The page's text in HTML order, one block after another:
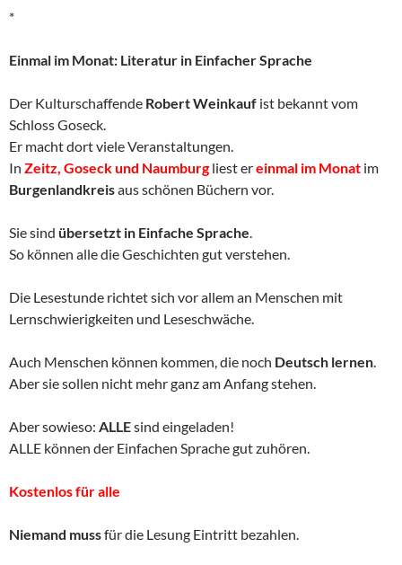
*
Einmal im Monat: Literatur in Einfacher Sprache
Der Kulturschaffende Robert Weinkauf ist bekannt vom
Schloss Goseck.
Er macht dort viele Veranstaltungen.
In Zeitz, Goseck und Naumburgliest ereinmal im Monat im
Burgenlandkreisaus schönen Büchern vor.
Sie sind übersetzt in Einfache Sprache.
So können alle die Geschichten gut verstehen.
Die Lesestunde richtet sich vor allem an Menschen mit
Lernschwierigkeiten und Leseschwäche.
Auch Menschen können kommen, die noch Deutsch lernen.
Aber sie sollen nicht mehr ganz am Anfang stehen.
Aber sowieso: ALLEsind eingeladen!
ALLE können der Einfachen Sprache gut zuhören.
Kostenlos für alle
Niemand mussfür die Lesung Eintritt bezahlen.